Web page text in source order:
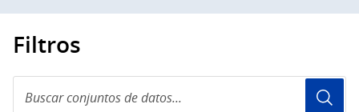
Filtros
conjuntos